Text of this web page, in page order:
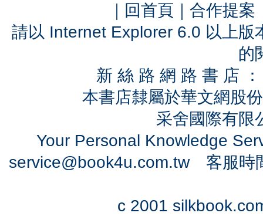
｜ 回首頁 ｜ 合作提案
請以 Internet Explorer 6.0 以上
的
新 絲 路 網 路 書 店
本書店隸屬於華文網股
采舍國際有
Your Personal Knowledge
service@book4u.com.tw客服時
c 2001